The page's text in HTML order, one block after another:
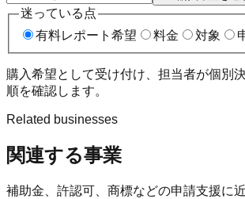
迷っている点
有料レポート希望
料金 対象
購入希望として受け付け、担当者が個別
順を確認します。
Related businesses
関連する事業
補助金、許認可、商標などの申請支援に